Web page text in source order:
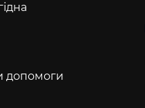
допомоги